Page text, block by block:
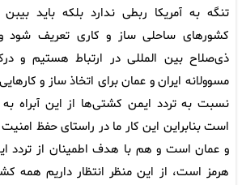
تنگه به آمریکا ربطی ندارد بلکه باید
کشورهای ساحلی ساز و کاری تعریف شود و
ذی‌صلاح بین المللی در ارتباط هستیم و
مسوولانه ایران و عمان برای اتخاذ ساز و
نسبت به تردد ایمن کشتی‌ها از این آبراه به
است بنابراین این کار ما در راستای حفظ
و عمان است و هم با هدف اطمینان از تردد
هرمز است، از این منظر انتظار داریم همه